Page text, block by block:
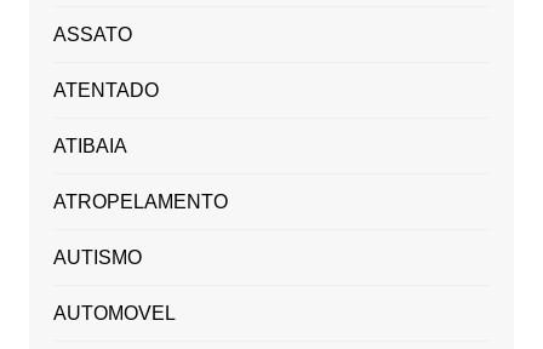
ASSATO
ATENTADO
ATIBAIA
ATROPELAMENTO
AUTISMO
AUTOMOVEL